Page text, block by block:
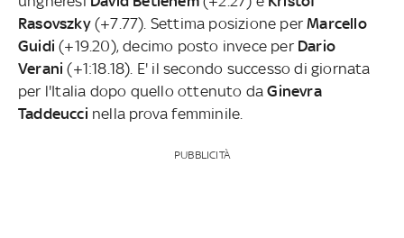
Rasovszky(+7.77). Settima posizione perMarcello
Guidi (+19.20), decimo posto invece per Dario
Verani (+1:18.18). E' il secondo successo di giornata
per l'Italia dopo quello ottenuto daGinevra
Taddeucci nella prova femminile.
PUBBLICITÀ